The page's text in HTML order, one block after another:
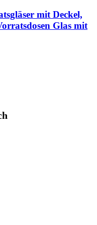
mit Deckel,
Glas mit